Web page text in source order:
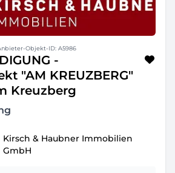
Objekt-ID: A5986
-
"AM KREUZBERG"
Kreuzberg
Kirsch & Haubner Immobilien
GmbH